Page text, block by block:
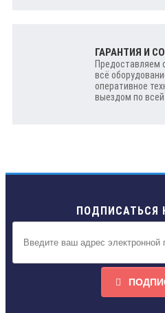
ГАРАНТИЯ И
Предоставляем
всё
оперативное
выездом по
ПОДПИСАТЬСЯ